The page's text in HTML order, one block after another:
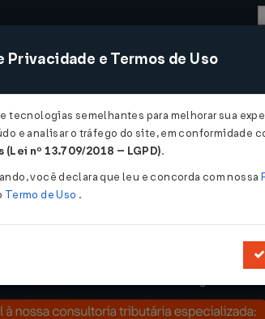
SISTEMAS COMÉRCIO
Privacidade e Termos de Uso
tecnologias semelhantes para melhorar sua
e analisar o tráfego do site, em conformidade
nº 13.709/2018 – LGPD).
você declara que leu e concorda com nossa
Termo de Uso .